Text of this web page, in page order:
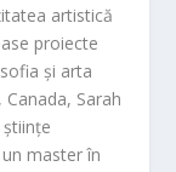
artistică
proiecte
și arta
Sarah
master în